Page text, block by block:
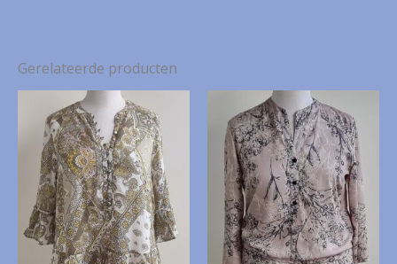
Gerelateerde producten